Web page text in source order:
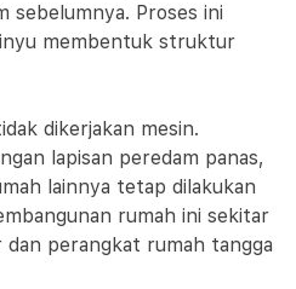
sebelumnya. Proses ini
membentuk struktur
dikerjakan mesin.
lapisan peredam panas,
lainnya tetap dilakukan
rumah ini sekitar
dan perangkat rumah tangga